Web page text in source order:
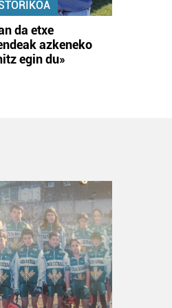
da etxe
azkeneko
egin du»